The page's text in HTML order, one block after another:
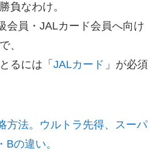
負なわけ。
会員・JALカード会員へ向け
、
るには「 JALカード 」が必須
方法。ウルトラ先得、スーパ
の違い。